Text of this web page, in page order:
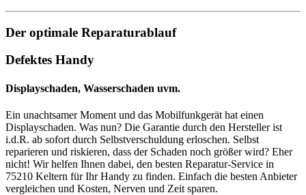
Der optimale Reparaturablauf
Defektes Handy
Displayschaden, Wasserschaden uvm.
Ein unachtsamer Moment und das Mobilfunkgerät hat einen
Displayschaden. Was nun? Die Garantie durch den Hersteller ist
i.d.R. ab sofort durch Selbstverschuldung erloschen. Selbst
reparieren und riskieren, dass der Schaden noch größer wird? Eher
nicht! Wir helfen Ihnen dabei, den besten Reparatur-Service in
75210 Keltern für Ihr Handy zu finden. Einfach die besten Anbieter
vergleichen und Kosten, Nerven und Zeit sparen.